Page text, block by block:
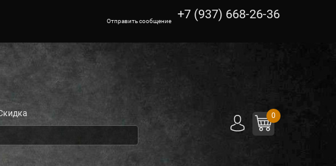
Отправить сообщение +7 (937) 668-26-36
0